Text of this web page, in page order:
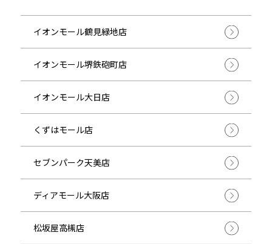
イオンモール鶴見緑地店
イオンモール堺鉄砲町店
イオンモール大日店
くずはモール店
セブンパーク天美店
ディアモール大阪店
松坂屋高槻店